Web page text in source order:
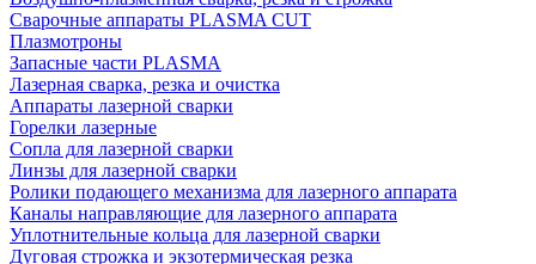
Сварочные аппараты PLASMA CUT
Плазмотроны
Запасные части PLASMA
Лазерная сварка, резка и очистка
Аппараты лазерной сварки
Горелки лазерные
Сопла для лазерной сварки
Линзы для лазерной сварки
Ролики подающего механизма для лазерного аппарата
Каналы направляющие для лазерного аппарата
Уплотнительные кольца для лазерной сварки
Дуговая строжка и экзотермическая резка